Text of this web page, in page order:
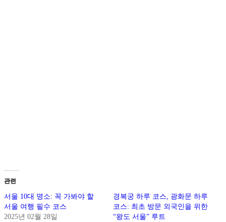
관련
서울 10대 명소: 꼭 가봐야 할
서울 여행 필수 코스
2025년 02월 28일
경복궁 하루 코스, 광화문 하루
코스: 최초 방문 외국인을 위한
“왕도 서울” 루트